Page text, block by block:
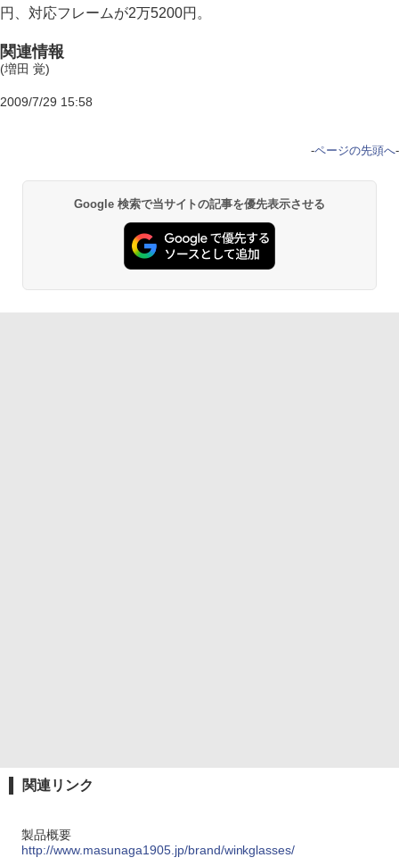
円、対応フレームが2万5200円。
関連情報
(増田 覚)
2009/7/29 15:58
-ページの先頭へ-
Google 検索で当サイトの記事を優先表示させる
関連リンク
製品概要
http://www.masunaga1905.jp/brand/winkglasses/